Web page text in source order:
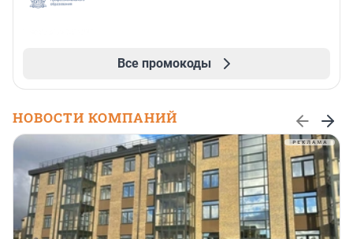
Все промокоды
НОВОСТИ КОМПАНИЙ